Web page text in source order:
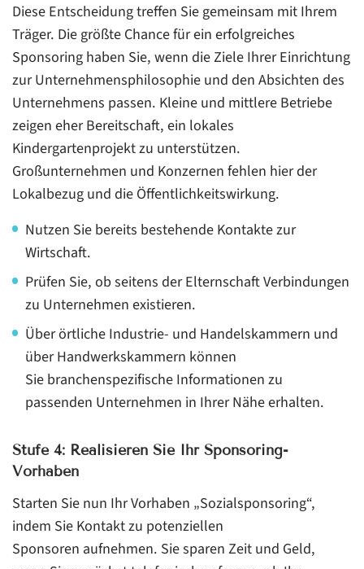
Diese Entscheidung treffen Sie gemeinsam mit Ihrem
Träger. Die größte Chance für ein erfolgreiches
Sponsoring haben Sie, wenn die Ziele Ihrer Einrichtung
zur Unternehmensphilosophie und den Absichten des
Unternehmens passen. Kleine und mittlere Betriebe
zeigen eher Bereitschaft, ein lokales
Kindergartenprojekt zu unterstützen.
Großunternehmen und Konzernen fehlen hier der
Lokalbezug und die Öffentlichkeitswirkung.
Nutzen Sie bereits bestehende Kontakte zur
Wirtschaft.
Prüfen Sie, ob seitens der Elternschaft Verbindungen
zu Unternehmen existieren.
Über örtliche Industrie- und Handelskammern und
über Handwerkskammern können
Sie branchenspezifische Informationen zu
passenden Unternehmen in Ihrer Nähe erhalten.
Stufe 4: Realisieren Sie Ihr Sponsoring-
Vorhaben
Starten Sie nun Ihr Vorhaben „Sozialsponsoring“,
indem Sie Kontakt zu potenziellen
Sponsoren aufnehmen. Sie sparen Zeit und Geld,